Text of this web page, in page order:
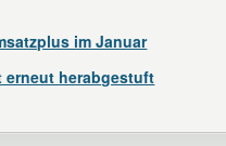
im Januar
erneut herabgestuft